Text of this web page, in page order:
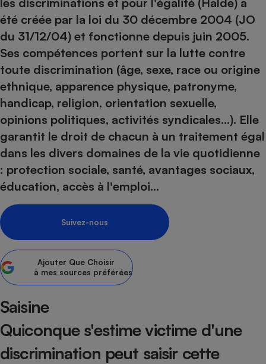
été créée par la loi du 30 décembre 2004 (JO
du 31/12/04) et fonctionne depuis juin 2005.
Ses compétences portent sur la lutte contre
toute discrimination (âge, sexe, race ou origine
ethnique, apparence physique, patronyme,
handicap, religion, orientation sexuelle,
opinions politiques, activités syndicales...). Elle
garantit le droit de chacun à un traitement égal
dans les divers domaines de la vie quotidienne
: protection sociale, santé, avantages sociaux,
éducation, accès à l'emploi...
Suivez-nous
Ajouter Que Choisir
à mes sources préférées
Saisine
Quiconque s'estime victime d'une
discrimination peut saisir cette
Sécurité - Hygiène
Supermarché - Drive
Assurance
Banque - Crédit
Epargne - Fiscalité
Assurance emprunteur
Circulation routière
Contrôle technique -
Pièce détachée
Moto
Comparateur auto
Supermarché - Drive
Comparatif
Comparatif plaque à
Comparatif hotte
Comparatif climatiseur
Comparatif aspirateur
Comparatif aspirateur
Comparatif cafetière
Comparatif robot cuiseur
Comparatif centrale
Électricité - Gaz
Comparatif casque audio
Comparatif barre de son
Comparatif imprimante
Comparatif ordinateur
Comparatif ultrabook
Comparatif tablette
Image et son
Informatique
Crédit immobilier
Comparatif tondeuse
Comparatif poêle à
Comparatif radiateur
Aménagement
Bricolage - Jardinage
Chauffage
Produit d'entretien
Sécurité domestique
Hygiène - Beauté
Maladie - Médecine -
Système de santé -
Maison de retraite
Retraite
Choisir son fioul
Choisir son pellet
Comparateur assurance emprunteur
Energie Moins Chère Ensemble
Tous les comparateurs
Toutes les cartes interactives
connexion Internet